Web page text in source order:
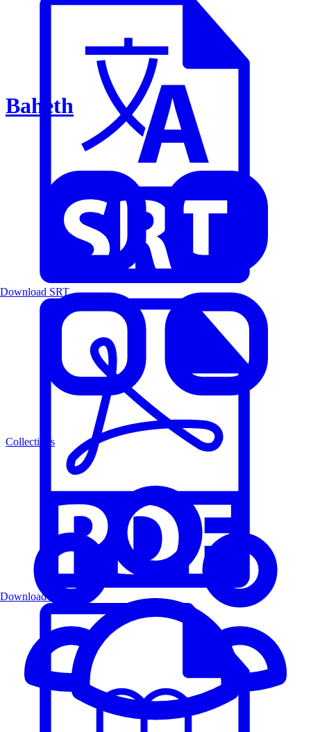
Baheth
Collections
Download SRT
Download PDF